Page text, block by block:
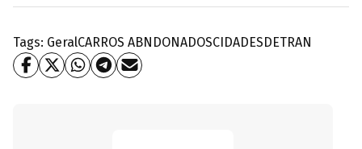
Tags: GeralCARROS ABNDONADOSCIDADESDETRAN